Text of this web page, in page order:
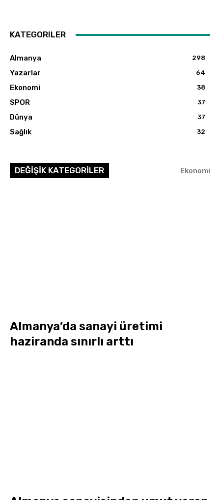
KATEGORILER
Almanya 298
Yazarlar 64
Ekonomi 38
SPOR 37
Dünya 37
Sağlık 32
DEĞİŞİK KATEGORİLER Ekonomi
Almanya’da sanayi üretimi
haziranda sınırlı arttı